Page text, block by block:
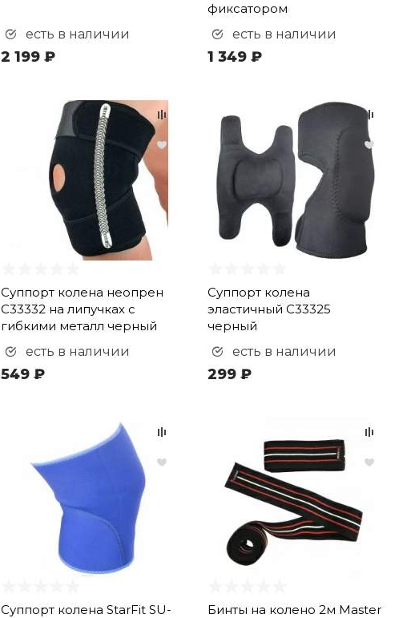
есть в наличии
2 199 ₽
фиксатором
есть в наличии
1 349 ₽
Суппорт колена неопрен
C33332 на липучках с
гибкими металл черный
есть в наличии
549 ₽
Суппорт колена
эластичный C33325
черный
есть в наличии
299 ₽
Суппорт колена StarFit SU-
Бинты на колено 2м Master